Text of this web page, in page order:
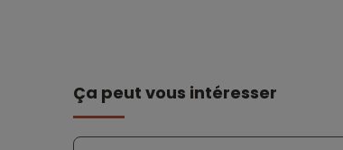
Ça peut vous intéresser